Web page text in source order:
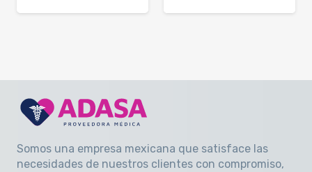
Somos una empresa mexicana que satisface las
necesidades de nuestros clientes con compromiso,